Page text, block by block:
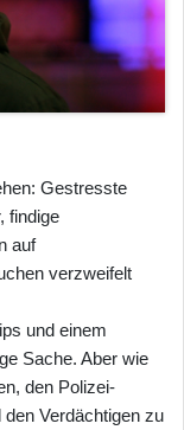
Gestresste
findige
auf
verzweifelt
und einem
Sache. Aber wie
den Polizei-
Verdächtigen zu